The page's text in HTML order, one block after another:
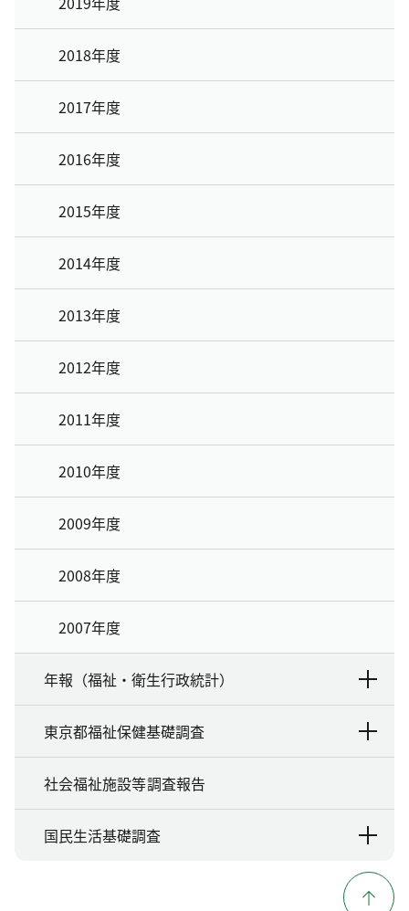
2018年度
2017年度
2016年度
2015年度
2014年度
2013年度
2012年度
2011年度
2010年度
2009年度
2008年度
2007年度
年報（福祉・衛生行政統計）
東京都福祉保健基礎調査
社会福祉施設等調査報告
国民生活基礎調査